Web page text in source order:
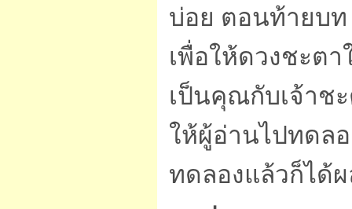
บ่อย ตอนท้ายบท
เพื่อให้ดวงชะต
เป็นคุณกับเจ้าชะ
ให้ผู้อ่านไปทดล
ทดลองแล้วก็ได้